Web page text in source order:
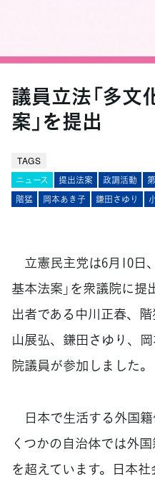
議員立法「多
案」を提出
TAGS
ニュース 提出法案 政調活動
階猛
岡本あき子 鎌田さゆり
立憲民主党は6月10日
基本法案」を衆議院に
出者である中川正春、
山展弘、鎌田さゆり、
院議員が参加しました。
日本で生活する外国
くつかの自治体では外
を超えています。日本